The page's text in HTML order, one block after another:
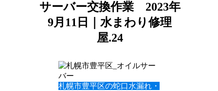
サーバー交換作業 2023年
9月11日｜水まわり修理
屋.24
札幌市豊平区の蛇口水漏れ・